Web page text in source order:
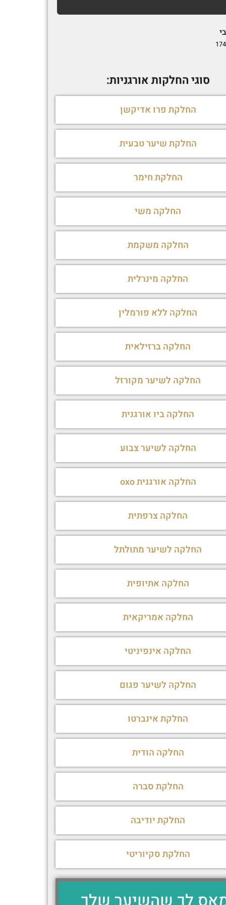
סוגי החלקות אורגניות:
החלקת פרו אדיקשן
החלקת שיער טבעית
החלקת חימר
החלקה משי
החלקה משקמת
החלקה מינרלית
החלקה ללא פורמלין
החלקה ברזילאית
החלקה לשיער מקורזל
החלקה ביו אורגנית
החלקה לשיער צבוע
החלקה אורגנית oxo
החלקה צרפתית
החלקה לשיער מתולתל
החלקה אתיופית
החלקה אמריקאית
החלקה אינפיניטי
החלקה לשיער פגום
החלקת אינברטו
החלקה הודית
החלקת סברה
החלקת יודיבה
החלקת סקיוריטי